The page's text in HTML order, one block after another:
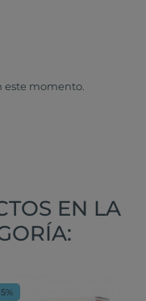
este momento.
EN LA